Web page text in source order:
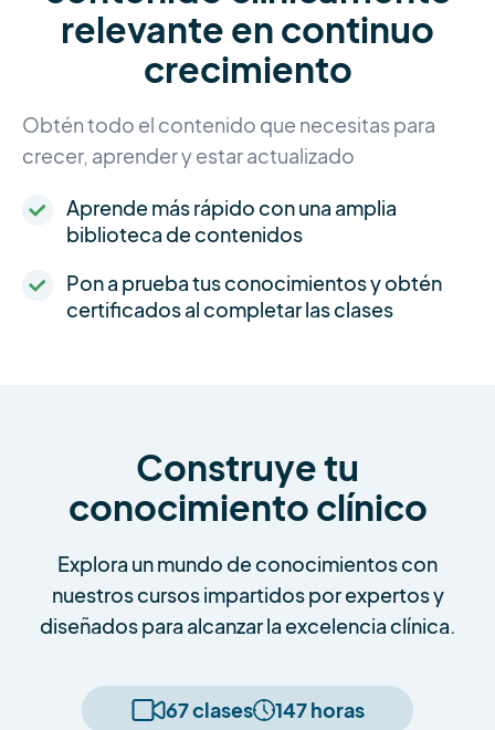
relevante en continuo
crecimiento
Obtén todo el contenido que necesitas para
crecer, aprender y estar actualizado
Aprende más rápido con una amplia
biblioteca de contenidos
Pon a prueba tus conocimientos y obtén
certificados al completar las clases
Construye tu
conocimiento clínico
Explora un mundo de conocimientos con
nuestros cursos impartidos por expertos y
diseñados para alcanzar la excelencia clínica.
67 clases 147 horas